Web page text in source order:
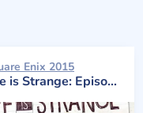
Enix 2015
Strange: Episode 3 - Chaos Theory